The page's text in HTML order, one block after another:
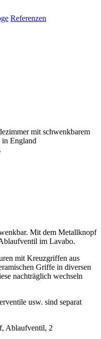
Referenzen
Mit dem Metallknopf
im Lavabo.
mit Kreuzgriffen aus
Griffe in diversen
nachträglich wechseln
usw. sind separat
Ablaufventil, 2